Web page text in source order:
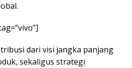
dari visi jangka panjang
sekaligus strategi